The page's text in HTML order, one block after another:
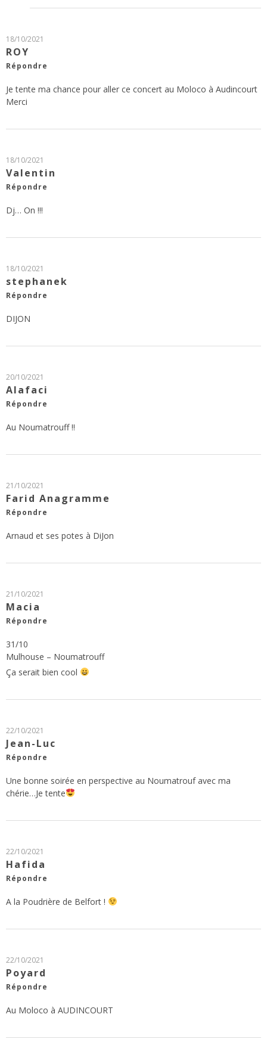
18/10/2021
ROY
Répondre
Je tente ma chance pour aller ce concert au Moloco à Audincourt
Merci
18/10/2021
Valentin
Répondre
Dj… On !!!
18/10/2021
stephanek
Répondre
DIJON
20/10/2021
Alafaci
Répondre
Au Noumatrouff !!
21/10/2021
Farid Anagramme
Répondre
Arnaud et ses potes à DiJon
21/10/2021
Macia
Répondre
31/10
Mulhouse – Noumatrouff
Ça serait bien cool
22/10/2021
Jean-Luc
Répondre
Une bonne soirée en perspective au Noumatrouf avec ma
chérie…Je tente
22/10/2021
Hafida
Répondre
A la Poudrière de Belfort !
22/10/2021
Poyard
Répondre
Au Moloco à AUDINCOURT